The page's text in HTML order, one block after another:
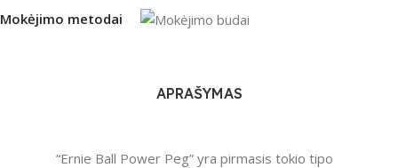
Mokėjimo metodai
APRAŠYMAS
“Ernie Ball Power Peg” yra pirmasis tokio tipo